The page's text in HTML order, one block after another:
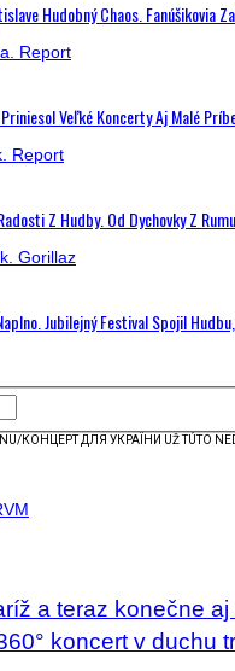
Hudobný Chaos. Fanúšikovia
Veľké Koncerty Aj Malé
Z Hudby. Od Dychovky Z
Jubilejný Festival Spojil
КОНЦЕРТ ДЛЯ УКРАЇНИ UŽ TÚTO
a teraz konečne
koncert v duchu